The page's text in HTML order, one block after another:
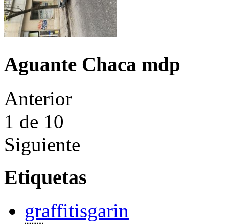
Aguante Chaca mdp
Anterior
1 de 10
Siguiente
Etiquetas
graffitisgarin